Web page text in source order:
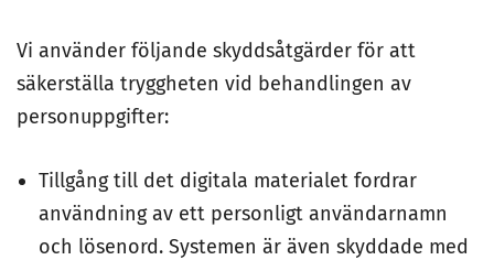
Vi använder följande skyddsåtgärder för att
säkerställa tryggheten vid behandlingen av
personuppgifter:
Tillgång till det digitala materialet fordrar
användning av ett personligt användarnamn
och lösenord. Systemen är även skyddade med